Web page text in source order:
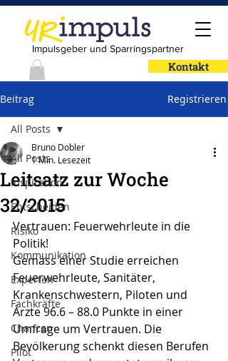
Impulsgeber und Sparringspartner
Kontakt
Beitrag Registrieren
All Posts
Inspiration
Entscheiden
Risiko
Kommunikation
Experten
Fachkräfte
Chancen
Pilot
All Posts
Leitsatz zur Woche
32/2015
Bruno Dobler
1 Min. Lesezeit
Vertrauen: Feuerwehrleute in die
Politik!
Gemäss einer Studie erreichen
Feuerwehrleute, Sanitäter,
Krankenschwestern, Piloten und
Ärzte 96.6 – 88.0 Punkte in einer
Umfrage um Vertrauen. Die
Bevölkerung schenkt diesen Berufen